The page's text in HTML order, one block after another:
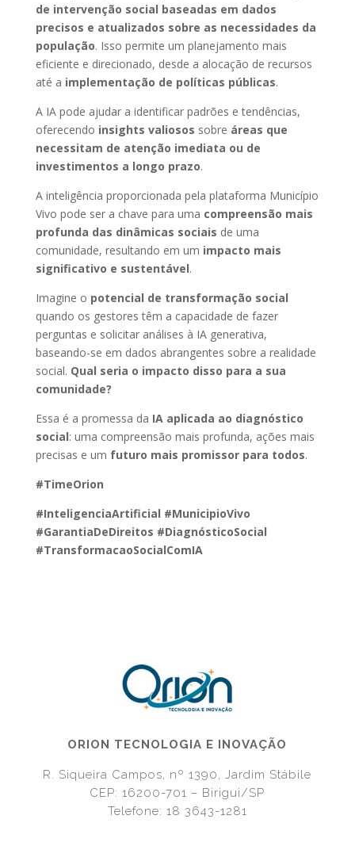
de intervenção social baseadas em dados
precisos e atualizados sobre as necessidades da
população. Isso permite um planejamento mais
eficiente e direcionado, desde a alocação de recursos
até a implementação de políticas públicas.
A IA pode ajudar a identificar padrões e tendências,
oferecendo insights valiosos sobre áreas que
necessitam de atenção imediata ou de
investimentos a longo prazo.
A inteligência proporcionada pela plataforma Município
Vivo pode ser a chave para uma compreensão mais
profunda das dinâmicas sociais de uma
comunidade, resultando em um impacto mais
significativo e sustentável.
Imagine o potencial de transformação social
quando os gestores têm a capacidade de fazer
perguntas e solicitar análises à IA generativa,
baseando-se em dados abrangentes sobre a realidade
social. Qual seria o impacto disso para a sua
comunidade?
Essa é a promessa da IA aplicada ao diagnóstico
social: uma compreensão mais profunda, ações mais
precisas e um futuro mais promissor para todos.
#TimeOrion
#InteligenciaArtificial #MunicipioVivo
#GarantiaDeDireitos #DiagnósticoSocial
#TransformacaoSocialComIA
ORION TECNOLOGIA E INOVAÇÃO
R. Siqueira Campos, nº 1390, Jardim Stábile
CEP: 16200-701 – Birigui/SP
Telefone: 18 3643-1281